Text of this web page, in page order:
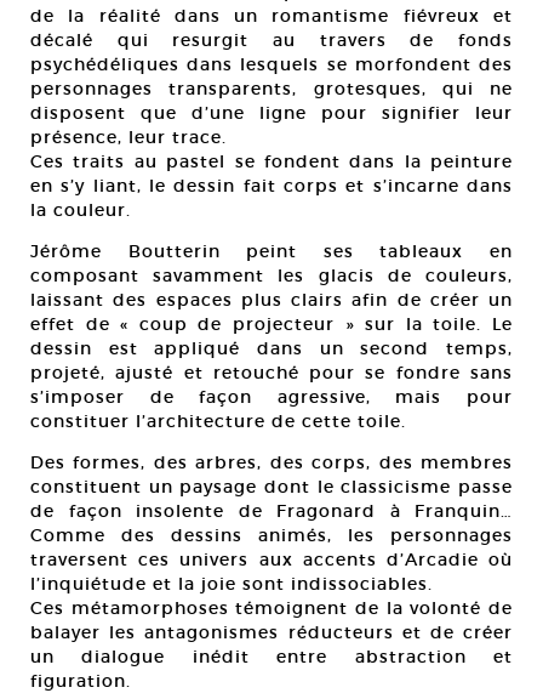
de la réalité dans un romantisme fiévreux et
décalé qui resurgit au travers de fonds
psychédéliques dans lesquels se morfondent des
personnages transparents, grotesques, qui ne
disposent que d’une ligne pour signifier leur
présence, leur trace.
Ces traits au pastel se fondent dans la peinture
en s’y liant, le dessin fait corps et s’incarne dans
la couleur.
Jérôme Boutterin peint ses tableaux en
composant savamment les glacis de couleurs,
laissant des espaces plus clairs afin de créer un
effet de « coup de projecteur » sur la toile. Le
dessin est appliqué dans un second temps,
projeté, ajusté et retouché pour se fondre sans
s’imposer de façon agressive, mais pour
constituer l’architecture de cette toile.
Des formes, des arbres, des corps, des membres
constituent un paysage dont le classicisme passe
de façon insolente de Fragonard à Franquin…
Comme des dessins animés, les personnages
traversent ces univers aux accents d’Arcadie où
l’inquiétude et la joie sont indissociables.
Ces métamorphoses témoignent de la volonté de
balayer les antagonismes réducteurs et de créer
un dialogue inédit entre abstraction et
figuration.